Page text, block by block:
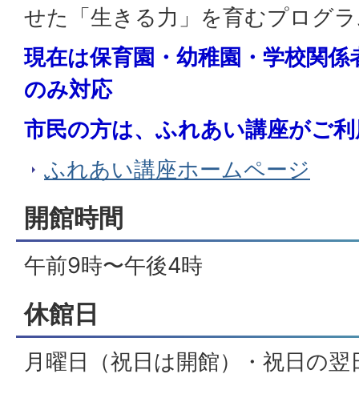
せた「生きる力」を育むプログ
現在は保育園・幼稚園・学校関
のみ対応
市民の方は、ふれあい講座がご
ふれあい講座ホームページ
開館時間
午前9時〜午後4時
休館日
月曜日（祝日は開館）・祝日の